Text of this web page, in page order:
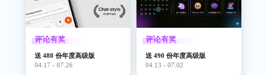
评论有奖
送 480 份年度高级版
04.17 - 07.26
评论有奖
送 490 份年度高级版
04.13 - 07.02